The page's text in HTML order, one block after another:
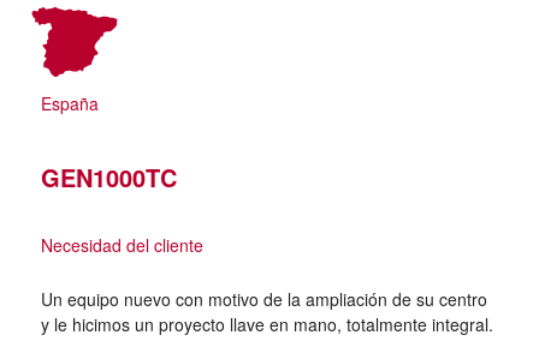
España
GEN1000TC
Necesidad del cliente
Un equipo nuevo con motivo de la ampliación de su centro
y le hicimos un proyecto llave en mano, totalmente integral.